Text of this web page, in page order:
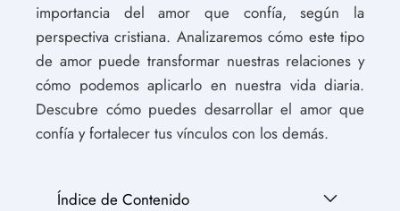
importancia del amor que confía, según la
perspectiva cristiana. Analizaremos cómo este tipo
de amor puede transformar nuestras relaciones y
cómo podemos aplicarlo en nuestra vida diaria.
Descubre cómo puedes desarrollar el amor que
confía y fortalecer tus vínculos con los demás.
Índice de Contenido